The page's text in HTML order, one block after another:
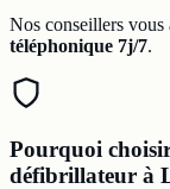
Nos conseillers vous
téléphonique 7j/7.
Pourquoi
défibrillateur à